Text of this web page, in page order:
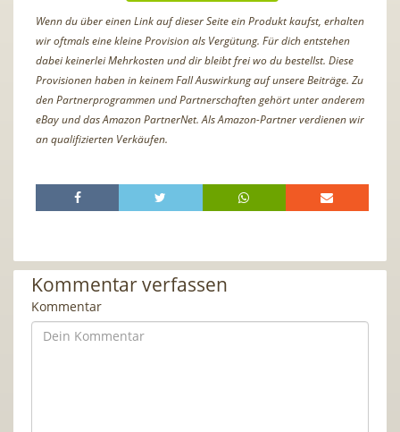
Wenn du über einen Link auf dieser Seite ein Produkt kaufst, erhalten
wir oftmals eine kleine Provision als Vergütung. Für dich entstehen
dabei keinerlei Mehrkosten und dir bleibt frei wo du bestellst. Diese
Provisionen haben in keinem Fall Auswirkung auf unsere Beiträge. Zu
den Partnerprogrammen und Partnerschaften gehört unter anderem
eBay und das Amazon PartnerNet. Als Amazon-Partner verdienen wir
an qualifizierten Verkäufen.
Kommentar verfassen
Kommentar